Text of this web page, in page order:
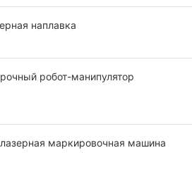
наплавка
робот-манипулятор
маркировочная машина